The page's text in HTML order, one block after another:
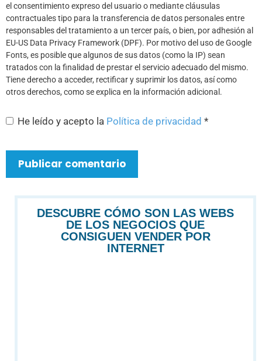
el consentimiento expreso del usuario o mediante cláusulas
contractuales tipo para la transferencia de datos personales entre
responsables del tratamiento a un tercer país, o bien, por adhesión al
EU-US Data Privacy Framework (DPF). Por motivo del uso de Google
Fonts, es posible que algunos de sus datos (como la IP) sean
tratados con la finalidad de prestar el servicio adecuado del mismo.
Tiene derecho a acceder, rectificar y suprimir los datos, así como
otros derechos, como se explica en la información adicional.
He leído y acepto la Política de privacidad *
DESCUBRE CÓMO SON LAS WEBS
DE LOS NEGOCIOS QUE
CONSIGUEN VENDER POR
INTERNET